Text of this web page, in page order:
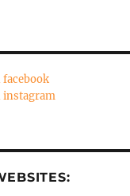
facebook
instagram